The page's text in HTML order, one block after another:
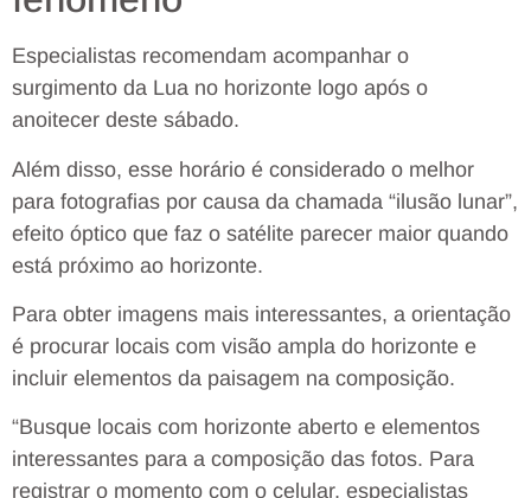
Especialistas recomendam acompanhar o
surgimento da Lua no horizonte logo após o
anoitecer deste sábado.
Além disso, esse horário é considerado o melhor
para fotografias por causa da chamada “ilusão lunar”,
efeito óptico que faz o satélite parecer maior quando
está próximo ao horizonte.
Para obter imagens mais interessantes, a orientação
é procurar locais com visão ampla do horizonte e
incluir elementos da paisagem na composição.
“Busque locais com horizonte aberto e elementos
interessantes para a composição das fotos. Para
registrar o momento com o celular, especialistas